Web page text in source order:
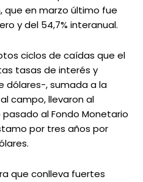
que en marzo último fue
y del 54,7% interanual.
ciclos de caídas que el
tasas de interés y
dólares-, sumada a la
campo, llevaron al
al Fondo Monetario
por tres años por
que conlleva fuertes